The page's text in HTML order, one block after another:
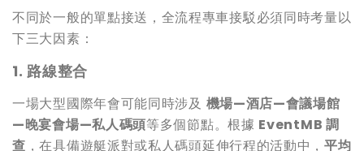
不同於一般的單點接送，全流程專車接駁必須同時考量以
下三大因素：
1.路線整合
一場大型國際年會可能同時涉及 機場—酒店—會議場館
—晚宴會場—私人碼頭等多個節點。根據 EventMB 調
查 ，在具備遊艇派對或私人碼頭延伸行程的活動中，平均